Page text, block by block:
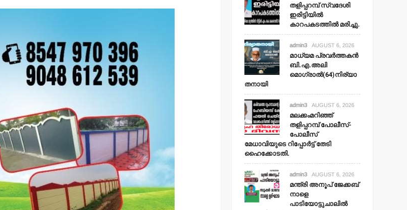
തളിപ്പറമ്പ് സ്വദേശി
ഇരിട്ടിയില്‍
കാറപകടത്തില്‍ മരിച്ചു.
admin3 AUGUST 6, 2026
മാധ്യമ പ്രവര്‍ത്തകന്‍
ബി.എ.അലി
മൊഗ്രാല്‍(64)നിര്യാ
തനായി
admin3 AUGUST 6, 2026
മലക്കംമറിഞ്ഞ്
തളിപ്പറമ്പ് പോലീസ്-
പോലീസ്
മേധാവിയുടെ റിപ്പോര്‍ട്ട് തേടി
ഹൈക്കോടതി.
admin3 AUGUST 6, 2026
മന്ത്രി അനൂപ് ജേക്കബ്
നാളെ
പാടിയോട്ടുചാലില്‍